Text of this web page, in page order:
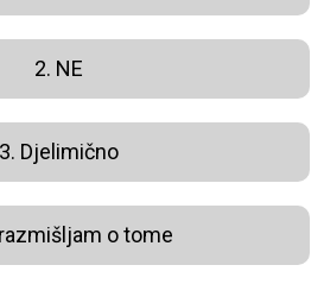
2. NE
3. Djelimično
o tome